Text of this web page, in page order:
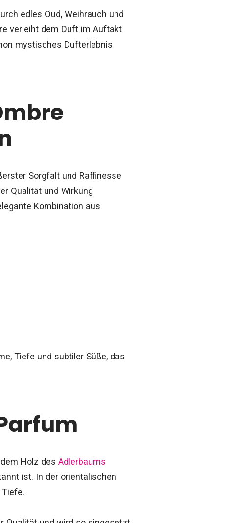
edles Oud, Weihrauch und
verleiht dem Duft im Auftakt
mystisches Dufterlebnis
Sorgfalt und Raffinesse
Qualität und Wirkung
Kombination aus
Tiefe und subtiler Süße, das
Holz des Adlerbaums
ist. In der orientalischen